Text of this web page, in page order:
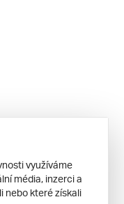
využíváme
média, inzerci a
nebo které získali